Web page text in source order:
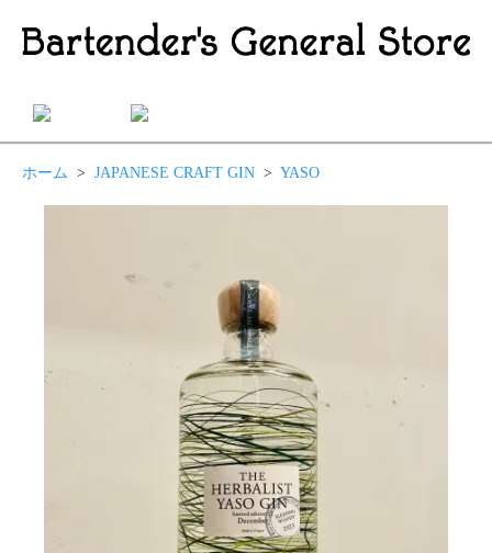
ホーム > JAPANESE CRAFT GIN > YASO